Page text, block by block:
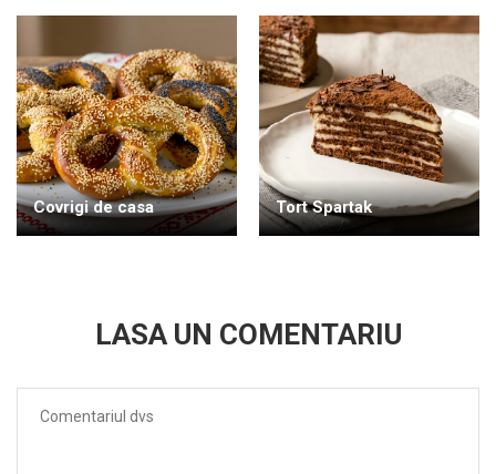
Covrigi de casa Tort Spartak
LASA UN COMENTARIU